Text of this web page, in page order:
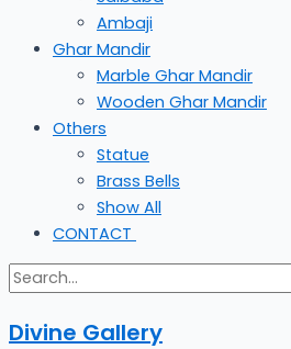
Ambaji
Ghar Mandir
Marble Ghar Mandir
Wooden Ghar Mandir
Others
Statue
Brass Bells
Show All
CONTACT
Divine Gallery